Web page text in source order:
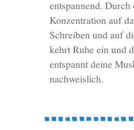
entspannend. Durch
Konzentration auf
Schreiben und auf
kehrt Ruhe ein und
entspannt deine
nachweislich.